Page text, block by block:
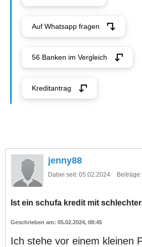
Auf Whatsapp fragen
56 Banken im Vergleich
Kreditantrag
jenny88
Dabei seit: 05.02.2024 Beiträge:
Ist ein schufa kredit mit
05.02.2024, 08:45
Ich stehe vor einem kleinen